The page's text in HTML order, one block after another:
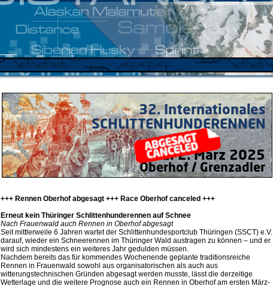
+++ Rennen Oberhof abgesagt +++ Race Oberhof canceled +++
Erneut kein Thüringer Schlittenhunderennen auf Schnee
Nach Frauenwald auch Rennen in Oberhof abgesagt
Seit mittlerweile 6 Jahren wartet der Schlittenhundesportclub Thüringen (SSCT) e.V.
darauf, wieder ein Schneerennen im Thüringer Wald austragen zu können – und er
wird sich mindestens ein weiteres Jahr gedulden müssen.⁣
Nachdem bereits das für kommendes Wochenende geplante traditionsreiche
Rennen in Frauenwald sowohl aus organisatorischen als auch aus
witterungstechnischen Gründen abgesagt werden musste, lässt die derzeitige
Wetterlage und die weitere Prognose auch ein Rennen in Oberhof am ersten März-